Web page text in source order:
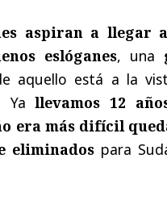
aspiran a llegar
eslóganes, una
aquello está a la
Yallevamos 12
era más difícil
eliminadospara